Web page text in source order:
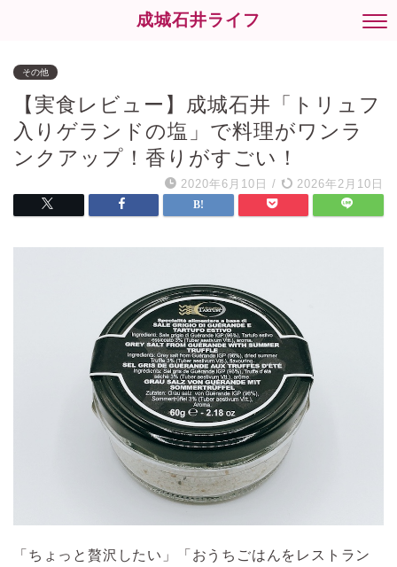
成城石井ライフ
その他
【実食レビュー】成城石井「トリュフ
入りゲランドの塩」で料理がワンラ
ンクアップ！香りがすごい！
2020年6月10日 / 2026年2月10日
「ちょっと贅沢したい」「おうちごはんをレストラン